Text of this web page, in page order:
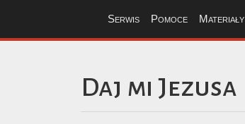
Serwis Pomoce Materiały
Daj mi Jezusa